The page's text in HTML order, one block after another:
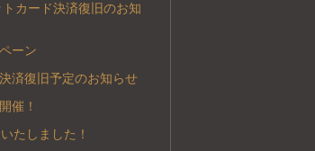
カード決済復旧のお知
ーン
済復旧予定のお知らせ
催！
たしました！